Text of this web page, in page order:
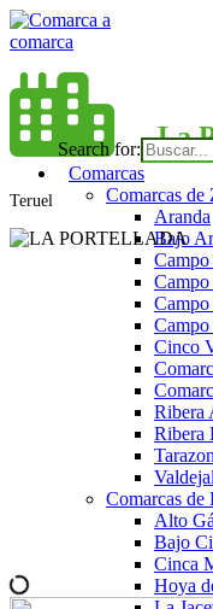
Saltar
al
Comarca a
Search for:
Comarcas
Comarcas de
Aranda
Bajo
Campo
Campo
Cinco
Ribera
Ribera
Comarcas de
Alto
Bajo
Cinca
Hoya
La
Teruel